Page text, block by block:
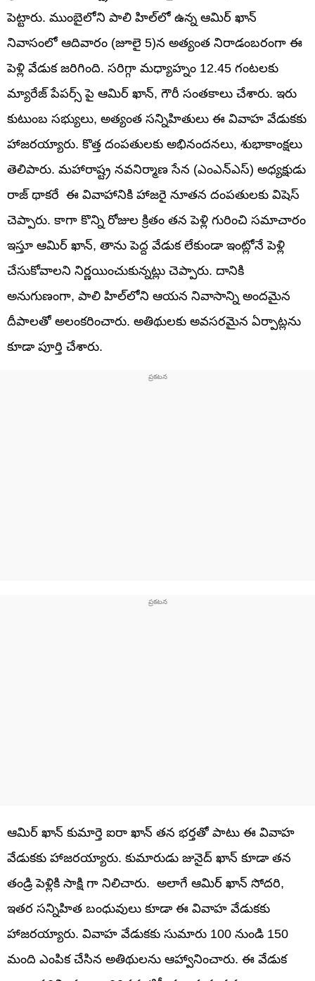
పెట్టారు. ముంబైలోని పాలి హిల్‌లో ఉన్న ఆమిర్ ఖాన్
నివాసంలో ఆదివారం (జూలై 5)న అత్యంత నిరాడంబరంగా ఈ
పెళ్లి వేడుక జరిగింది. సరిగ్గా మధ్యాహ్నం 12.45 గంటలకు
మ్యారేజ్ పేపర్స్ పై ఆమిర్ ఖాన్, గౌరీ సంతకాలు చేశారు. ఇరు
కుటుంబ సభ్యులు, అత్యంత సన్నిహితులు ఈ వివాహ వేడుకకు
హాజరయ్యారు. కొత్త దంపతులకు అభినందనలు, శుభాకాంక్షలు
తెలిపారు. మహారాష్ట్ర నవనిర్మాణ సేన (ఎంఎన్ఎస్) అధ్యక్షుడు
రాజ్ థాకరే ఈ వివాహానికి హాజరై నూతన దంపతులకు విషెస్
చెప్పారు. కాగా కొన్ని రోజుల క్రితం తన పెళ్లి గురించి సమాచారం
ఇస్తూ ఆమిర్ ఖాన్, తాను పెద్ద వేడుక లేకుండా ఇంట్లోనే పెళ్లి
చేసుకోవాలని నిర్ణయించుకున్నట్లు చెప్పారు. దానికి
అనుగుణంగా, పాలి హిల్‌లోని ఆయన నివాసాన్ని అందమైన
దీపాలతో అలంకరించారు. అతిథులకు అవసరమైన ఏర్పాట్లను
కూడా పూర్తి చేశారు.
ఆమిర్ ఖాన్ కుమార్తె ఐరా ఖాన్ తన భర్తతో పాటు ఈ వివాహ
వేడుకకు హాజరయ్యారు. కుమారుడు జునైద్ ఖాన్ కూడా తన
తండ్రి పెళ్లికి సాక్షి గా నిలిచారు. అలాగే ఆమిర్ ఖాన్ సోదరి,
ఇతర సన్నిహిత బంధువులు కూడా ఈ వివాహ వేడుకకు
హాజరయ్యారు. వివాహ వేడుకకు సుమారు 100 నుండి 150
మంది ఎంపిక చేసిన అతిథులను ఆహ్వానించారు. ఈ వేడుక